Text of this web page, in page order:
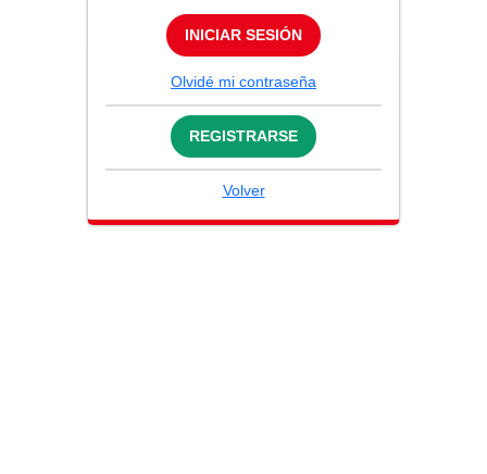
INICIAR SESIÓN
Olvidé mi contraseña
REGISTRARSE
Volver